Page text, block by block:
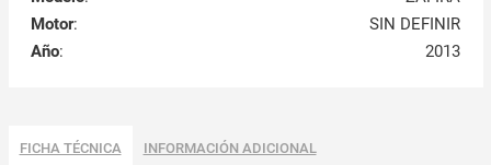
Motor:
SIN DEFINIR
Año: 2013
FICHA TÉCNICA INFORMACIÓN ADICIONAL